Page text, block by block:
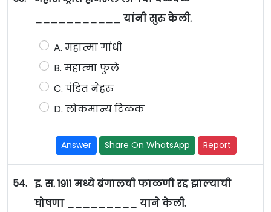
___________ यांनी सुरु केली.
A. महात्मा गांधी
B. महात्मा फुले
C. पंडित नेहरु
D. लोकमान्य टिळक
Answer Share On WhatsApp Report
54. इ. स. 1911 मध्ये बंगालची फाळणी रद्द झाल्याची
घोषणा _________ याने केली.